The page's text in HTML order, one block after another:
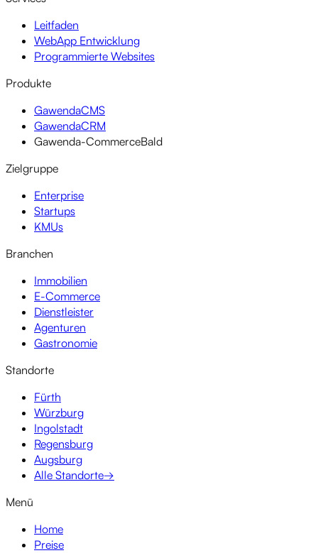
Leitfaden
WebApp Entwicklung
Programmierte Websites
Produkte
GawendaCMS
GawendaCRM
Gawenda-CommerceBald
Zielgruppe
Enterprise
Startups
KMUs
Branchen
Immobilien
E-Commerce
Dienstleister
Agenturen
Gastronomie
Standorte
Fürth
Würzburg
Ingolstadt
Regensburg
Augsburg
Alle Standorte→
Menü
Home
Preise